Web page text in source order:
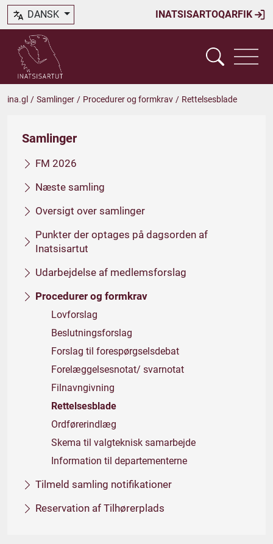
INATSISARTOQARFIK
DANSK
ina.gl / Samlinger / Procedurer og formkrav / Rettelsesblade
Samlinger
FM 2026
Næste samling
Oversigt over samlinger
Punkter der optages på dagsorden af
Inatsisartut
Udarbejdelse af medlemsforslag
Procedurer og formkrav
Lovforslag
Beslutningsforslag
Forslag til forespørgselsdebat
Forelæggelsesnotat/ svarnotat
Filnavngivning
Rettelsesblade
Ordførerindlæg
Skema til valgteknisk samarbejde
Information til departementerne
Tilmeld samling notifikationer
Reservation af Tilhørerplads